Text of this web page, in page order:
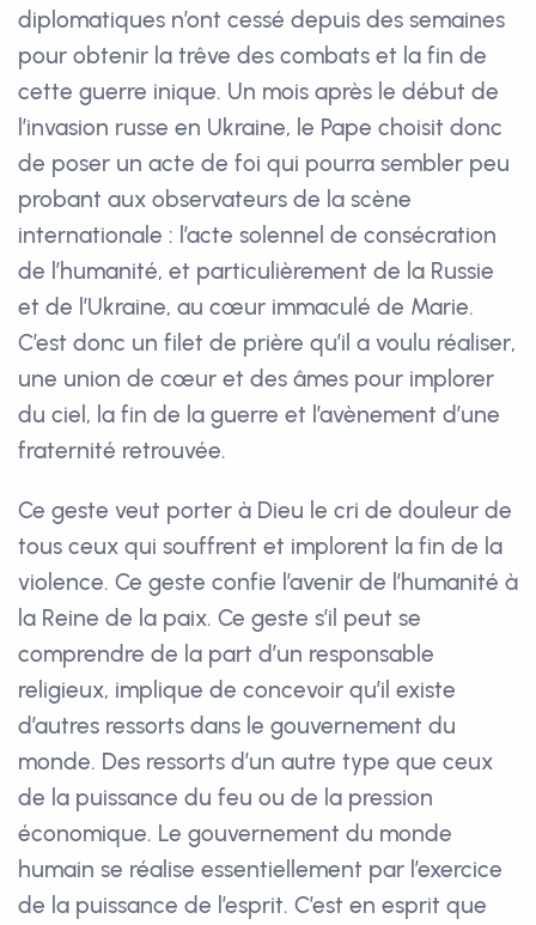
diplomatiques n’ont cessé depuis des semaines
pour obtenir la trêve des combats et la fin de
cette guerre inique. Un mois après le début de
l’invasion russe en Ukraine, le Pape choisit donc
de poser un acte de foi qui pourra sembler peu
probant aux observateurs de la scène
internationale : l’acte solennel de consécration
de l’humanité, et particulièrement de la Russie
et de l’Ukraine, au cœur immaculé de Marie.
C’est donc un filet de prière qu’il a voulu réaliser,
une union de cœur et des âmes pour implorer
du ciel, la fin de la guerre et l’avènement d’une
fraternité retrouvée.
Ce geste veut porter à Dieu le cri de douleur de
tous ceux qui souffrent et implorent la fin de la
violence. Ce geste confie l’avenir de l’humanité à
la Reine de la paix. Ce geste s’il peut se
comprendre de la part d’un responsable
religieux, implique de concevoir qu’il existe
d’autres ressorts dans le gouvernement du
monde. Des ressorts d’un autre type que ceux
de la puissance du feu ou de la pression
économique. Le gouvernement du monde
humain se réalise essentiellement par l’exercice
de la puissance de l’esprit. C’est en esprit que